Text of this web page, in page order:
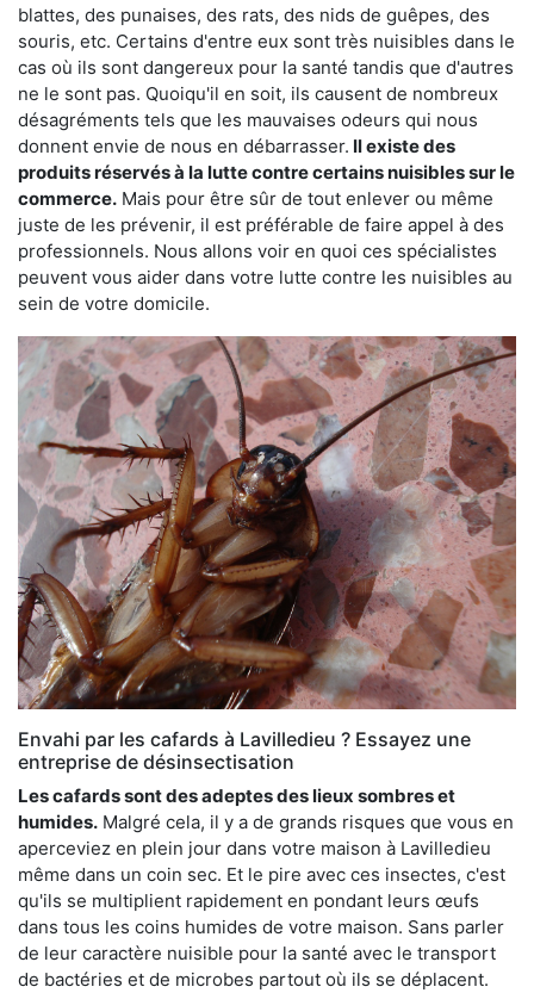
blattes, des punaises, des rats, des nids de guêpes, des
souris, etc. Certains d'entre eux sont très nuisibles dans le
cas où ils sont dangereux pour la santé tandis que d'autres
ne le sont pas. Quoiqu'il en soit, ils causent de nombreux
désagréments tels que les mauvaises odeurs qui nous
donnent envie de nous en débarrasser. Il existe des
produits réservés à la lutte contre certains nuisibles sur le
commerce. Mais pour être sûr de tout enlever ou même
juste de les prévenir, il est préférable de faire appel à des
professionnels. Nous allons voir en quoi ces spécialistes
peuvent vous aider dans votre lutte contre les nuisibles au
sein de votre domicile.
Envahi par les cafards à Lavilledieu ? Essayez une
entreprise de désinsectisation
Les cafards sont des adeptes des lieux sombres et
humides. Malgré cela, il y a de grands risques que vous en
aperceviez en plein jour dans votre maison à Lavilledieu
même dans un coin sec. Et le pire avec ces insectes, c'est
qu'ils se multiplient rapidement en pondant leurs œufs
dans tous les coins humides de votre maison. Sans parler
de leur caractère nuisible pour la santé avec le transport
de bactéries et de microbes partout où ils se déplacent.